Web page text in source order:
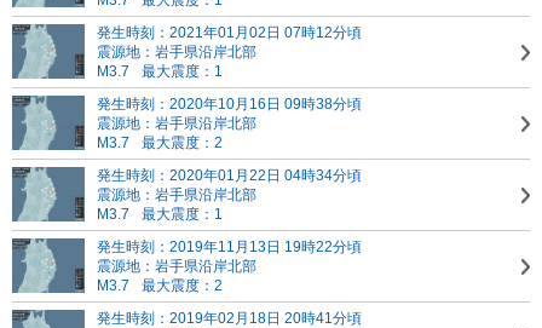
発生時刻：2021年01月02日 07時12分頃
震源地：岩手県沿岸北部
M3.7
最大震度：1
発生時刻：2020年10月16日 09時38分頃
震源地：岩手県沿岸北部
M3.7
最大震度：2
発生時刻：2020年01月22日 04時34分頃
震源地：岩手県沿岸北部
M3.7
最大震度：1
発生時刻：2019年11月13日 19時22分頃
震源地：岩手県沿岸北部
M3.7
最大震度：2
発生時刻：2019年02月18日 20時41分頃